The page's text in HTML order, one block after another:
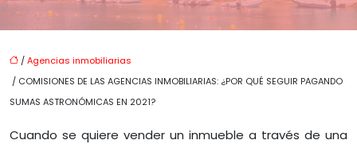
/Agencias inmobiliarias
/ COMISIONES DE LAS AGENCIAS INMOBILIARIAS: ¿POR QUÉ SEGUIR PAGANDO
SUMAS ASTRONÓMICAS EN 2021?
Cuando se quiere vender un inmueble a través de una